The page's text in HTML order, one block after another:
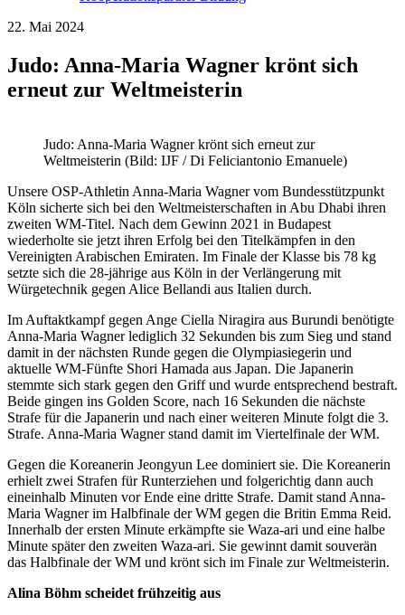
22. Mai 2024
Judo: Anna-Maria Wagner krönt sich
erneut zur Weltmeisterin
Judo: Anna-Maria Wagner krönt sich erneut zur
Weltmeisterin (Bild: IJF / Di Feliciantonio Emanuele)
Unsere OSP-Athletin Anna-Maria Wagner vom Bundesstützpunkt
Köln sicherte sich bei den Weltmeisterschaften in Abu Dhabi ihren
zweiten WM-Titel. Nach dem Gewinn 2021 in Budapest
wiederholte sie jetzt ihren Erfolg bei den Titelkämpfen in den
Vereinigten Arabischen Emiraten. Im Finale der Klasse bis 78 kg
setzte sich die 28-jährige aus Köln in der Verlängerung mit
Würgetechnik gegen Alice Bellandi aus Italien durch.
Im Auftaktkampf gegen Ange Ciella Niragira aus Burundi benötigte
Anna-Maria Wagner lediglich 32 Sekunden bis zum Sieg und stand
damit in der nächsten Runde gegen die Olympiasiegerin und
aktuelle WM-Fünfte Shori Hamada aus Japan. Die Japanerin
stemmte sich stark gegen den Griff und wurde entsprechend bestraft.
Beide gingen ins Golden Score, nach 16 Sekunden die nächste
Strafe für die Japanerin und nach einer weiteren Minute folgt die 3.
Strafe. Anna-Maria Wagner stand damit im Viertelfinale der WM.
Gegen die Koreanerin Jeongyun Lee dominiert sie. Die Koreanerin
erhielt zwei Strafen für Runterziehen und folgerichtig dann auch
eineinhalb Minuten vor Ende eine dritte Strafe. Damit stand Anna-
Maria Wagner im Halbfinale der WM gegen die Britin Emma Reid.
Innerhalb der ersten Minute erkämpfte sie Waza-ari und eine halbe
Minute später den zweiten Waza-ari. Sie gewinnt damit souverän
das Halbfinale der WM und krönt sich im Finale zur Weltmeisterin.
Alina Böhm scheidet frühzeitig aus